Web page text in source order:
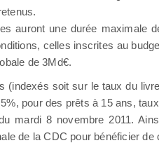
auront une durée maximale
celles inscrites au
de 3Md€.
soit sur le taux du
pour des prêts à 15 ans,
mardi 8 novembre 2011.
de la CDC pour bénéficier de